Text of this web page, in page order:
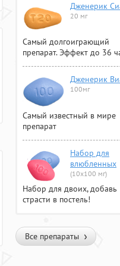
Дженерик
20 мг
Самый долгоиграющий
препарат. Эффект до 36
Дженерик
100мг
Самый известный в мире
препарат
Набор для
влюбленных
(10х100 мг)
Набор для двоих, добавь
страсти в постель!
Все препараты